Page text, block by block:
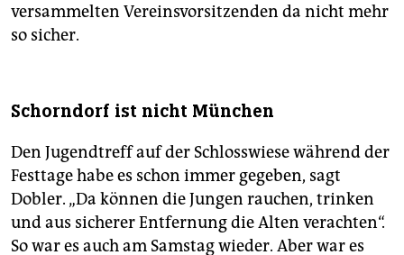
versammelten Vereinsvorsitzenden da nicht mehr
so sicher.
Schorndorf ist nicht München
Den Jugendtreff auf der Schlosswiese während der
Festtage habe es schon immer gegeben, sagt
Dobler. „Da können die Jungen rauchen, trinken
und aus sicherer Entfernung die Alten verachten“.
So war es auch am Samstag wieder. Aber war es